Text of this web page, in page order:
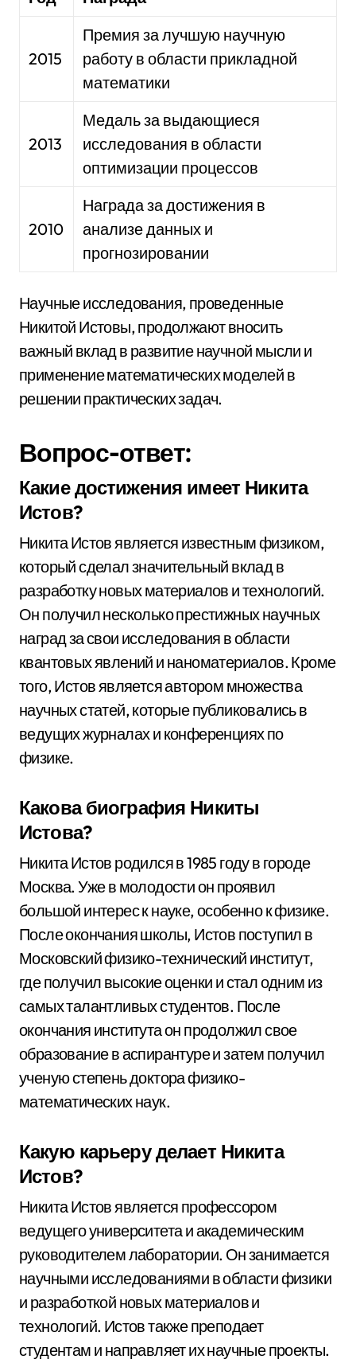
2015
Премия за лучшую научную
работу в области прикладной
математики
2013
Медаль за выдающиеся
исследования в области
оптимизации процессов
2010
Награда за достижения в
анализе данных и
прогнозировании
Научные исследования, проведенные
Никитой Истовы, продолжают вносить
важный вклад в развитие научной мысли и
применение математических моделей в
решении практических задач.
Вопрос-ответ:
Какие достижения имеет Никита
Истов?
Никита Истов является известным физиком,
который сделал значительный вклад в
разработку новых материалов и технологий.
Он получил несколько престижных научных
наград за свои исследования в области
квантовых явлений и наноматериалов. Кроме
того, Истов является автором множества
научных статей, которые публиковались в
ведущих журналах и конференциях по
физике.
Какова биография Никиты
Истова?
Никита Истов родился в 1985 году в городе
Москва. Уже в молодости он проявил
большой интерес к науке, особенно к физике.
После окончания школы, Истов поступил в
Московский физико-технический институт,
где получил высокие оценки и стал одним из
самых талантливых студентов. После
окончания института он продолжил свое
образование в аспирантуре и затем получил
ученую степень доктора физико-
математических наук.
Какую карьеру делает Никита
Истов?
Никита Истов является профессором
ведущего университета и академическим
руководителем лаборатории. Он занимается
научными исследованиями в области физики
и разработкой новых материалов и
технологий. Истов также преподает
студентам и направляет их научные проекты.